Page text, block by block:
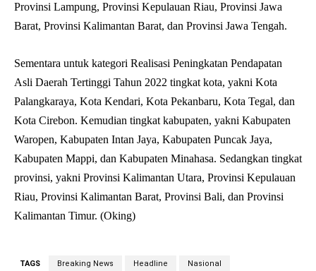
Provinsi Lampung, Provinsi Kepulauan Riau, Provinsi Jawa
Barat, Provinsi Kalimantan Barat, dan Provinsi Jawa Tengah.
Sementara untuk kategori Realisasi Peningkatan Pendapatan
Asli Daerah Tertinggi Tahun 2022 tingkat kota, yakni Kota
Palangkaraya, Kota Kendari, Kota Pekanbaru, Kota Tegal, dan
Kota Cirebon. Kemudian tingkat kabupaten, yakni Kabupaten
Waropen, Kabupaten Intan Jaya, Kabupaten Puncak Jaya,
Kabupaten Mappi, dan Kabupaten Minahasa. Sedangkan tingkat
provinsi, yakni Provinsi Kalimantan Utara, Provinsi Kepulauan
Riau, Provinsi Kalimantan Barat, Provinsi Bali, dan Provinsi
Kalimantan Timur. (Oking)
TAGS Breaking News Headline Nasional